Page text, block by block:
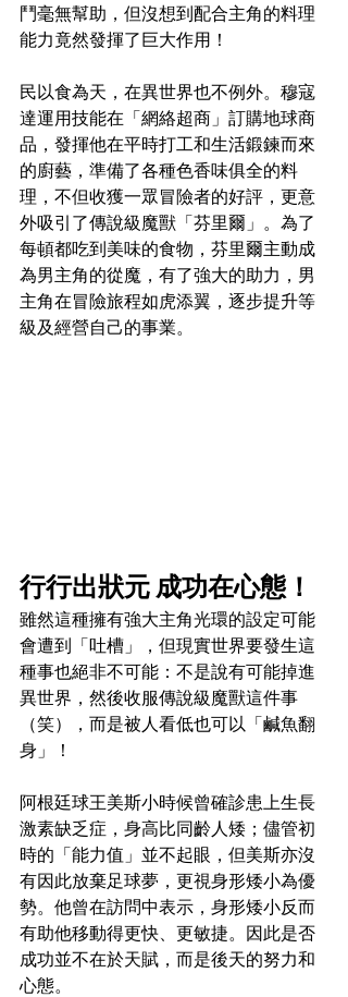
鬥毫無幫助，但沒想到配合主角的料理
能力竟然發揮了巨大作用！
民以食為天，在異世界也不例外。穆寇
達運用技能在「網絡超商」訂購地球商
品，發揮他在平時打工和生活鍛鍊而來
的廚藝，準備了各種色香味俱全的料
理，不但收獲一眾冒險者的好評，更意
外吸引了傳說級魔獸「芬里爾」。為了
每頓都吃到美味的食物，芬里爾主動成
為男主角的從魔，有了強大的助力，男
主角在冒險旅程如虎添翼，逐步提升等
級及經營自己的事業。
行行出狀元 成功在心態！
雖然這種擁有強大主角光環的設定可能
會遭到「吐槽」，但現實世界要發生這
種事也絕非不可能：不是說有可能掉進
異世界，然後收服傳說級魔獸這件事
（笑），而是被人看低也可以「鹹魚翻
身」！
阿根廷球王美斯小時候曾確診患上生長
激素缺乏症，身高比同齡人矮；儘管初
時的「能力值」並不起眼，但美斯亦沒
有因此放棄足球夢，更視身形矮小為優
勢。他曾在訪問中表示，身形矮小反而
有助他移動得更快、更敏捷。因此是否
成功並不在於天賦，而是後天的努力和
心態。